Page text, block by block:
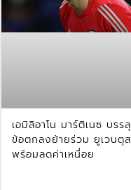
เอมิลิอาโน มาร์ติเนซ บรรลุ
ข้อตกลงย้ายร่วม ยูเวนตุส
พร้อมลดค่าเหนื่อย